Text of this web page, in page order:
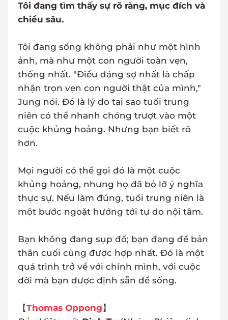
Tôi đang tìm thấy sự rõ ràng, mục đích và
chiều sâu.
Tôi đang sống không phải như một hình
ảnh, mà như một con người toàn vẹn,
thống nhất. "Điều đáng sợ nhất là chấp
nhận trọn vẹn con người thật của mình,"
Jung nói. Đó là lý do tại sao tuổi trung
niên có thể nhanh chóng trượt vào một
cuộc khủng hoảng. Nhưng bạn biết rõ
hơn.
Mọi người có thể gọi đó là một cuộc
khủng hoảng, nhưng họ đã bỏ lỡ ý nghĩa
thực sự. Nếu làm đúng, tuổi trung niên là
một bước ngoặt hướng tới tự do nội tâm.
Bạn không đang sụp đổ; bạn đang để bản
thân cuối cùng được hợp nhất. Đó là một
quá trình trở về với chính mình, với cuộc
đời mà bạn được định sẵn để sống.
【Thomas Oppong 】